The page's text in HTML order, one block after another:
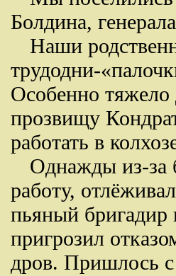
Болдина,
Наши
трудодни-
Особенно тяжело
прозвищу
работать в
Однажды из-за
работу,
пьяный
пригрозил
дров. Пришлось